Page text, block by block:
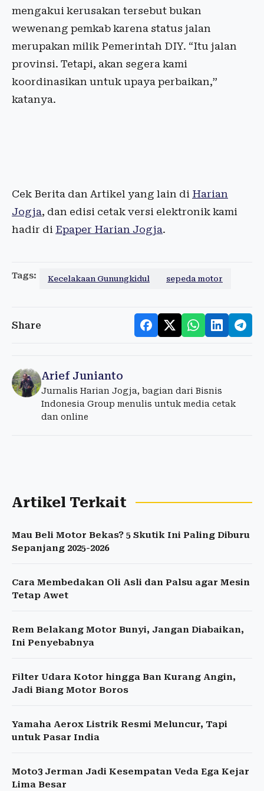
mengakui kerusakan tersebut bukan
wewenang pemkab karena status jalan
merupakan milik Pemerintah DIY. “Itu jalan
provinsi. Tetapi, akan segera kami
koordinasikan untuk upaya perbaikan,”
katanya.
Cek Berita dan Artikel yang lain di Harian
Jogja, dan edisi cetak versi elektronik kami
hadir di Epaper Harian Jogja.
Tags: Kecelakaan Gunungkidul sepeda motor
Share
Arief Junianto
Jurnalis Harian Jogja, bagian dari Bisnis
Indonesia Group menulis untuk media cetak
dan online
Artikel Terkait
Mau Beli Motor Bekas? 5 Skutik Ini Paling Diburu
Sepanjang 2025-2026
Cara Membedakan Oli Asli dan Palsu agar Mesin
Tetap Awet
Rem Belakang Motor Bunyi, Jangan Diabaikan,
Ini Penyebabnya
Filter Udara Kotor hingga Ban Kurang Angin,
Jadi Biang Motor Boros
Yamaha Aerox Listrik Resmi Meluncur, Tapi
untuk Pasar India
Moto3 Jerman Jadi Kesempatan Veda Ega Kejar
Lima Besar